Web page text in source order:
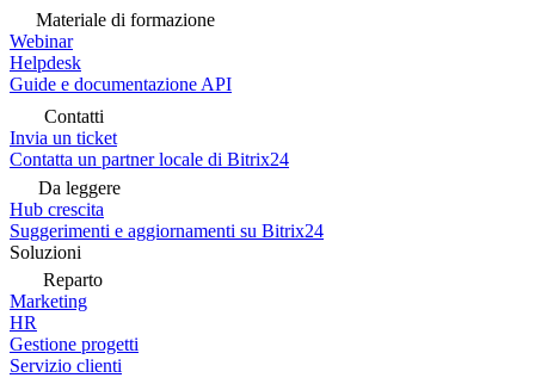
Materiale di formazione
Webinar
Helpdesk
Guide e documentazione API
Contatti
Invia un ticket
Contatta un partner locale di Bitrix24
Da leggere
Hub crescita
Suggerimenti e aggiornamenti su Bitrix24
Soluzioni
Reparto
Marketing
HR
Gestione progetti
Servizio clienti